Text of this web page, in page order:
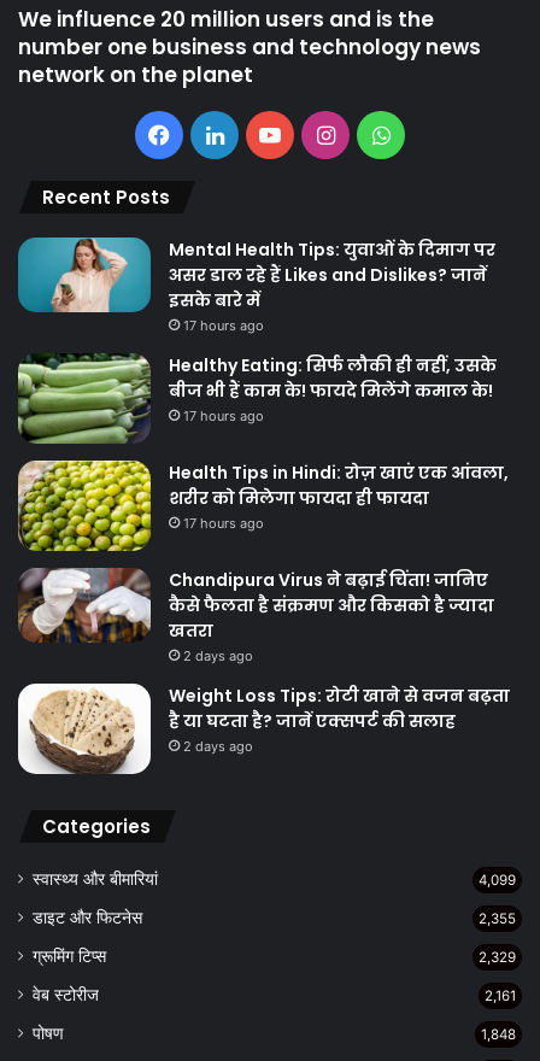
We influence 20 million users and is the
number one business and technology news
network on the planet
Facebook
LinkedInYouTubeInstagramWhatsApp
Recent Posts
Mental Health Tips: युवाओं के दिमाग पर
असर डाल रहे हैं Likes and Dislikes? जानें
इसके बारे में
17 hours ago
Healthy Eating: सिर्फ लौकी ही नहीं, उसके
बीज भी हैं काम के! फायदे मिलेंगे कमाल के!
17 hours ago
Health Tips in Hindi: रोज़ खाएं एक आंवला,
शरीर को मिलेगा फायदा ही फायदा
17 hours ago
Chandipura Virus ने बढ़ाई चिंता! जानिए
कैसे फैलता है संक्रमण और किसको है ज्यादा
खतरा
2 days ago
Weight Loss Tips: रोटी खाने से वजन बढ़ता
है या घटता है? जानें एक्सपर्ट की सलाह
2 days ago
Categories
स्वास्थ्य और बीमारियां 4,099
डाइट और फिटनेस 2,355
ग्रूमिंग टिप्स 2,329
वेब स्टोरीज 2,161
पोषण 1,848